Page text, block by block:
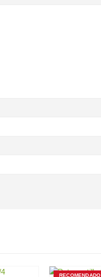
RECOMENDADO